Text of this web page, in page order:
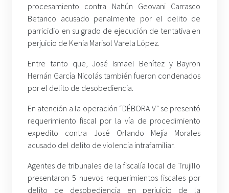
procesamiento contra Nahún Geovani Carrasco
Betanco acusado penalmente por el delito de
parricidio en su grado de ejecución de tentativa en
perjuicio de Kenia Marisol Varela López.
Entre tanto que, José Ismael Benítez y Bayron
Hernán García Nicolás también fueron condenados
por el delito de desobediencia.
En atención a la operación “DÉBORA V” se presentó
requerimiento fiscal por la vía de procedimiento
expedito contra José Orlando Mejía Morales
acusado del delito de violencia intrafamiliar.
Agentes de tribunales de la fiscalía local de Trujillo
presentaron 5 nuevos requerimientos fiscales por
delito de desobediencia en perjuicio de la